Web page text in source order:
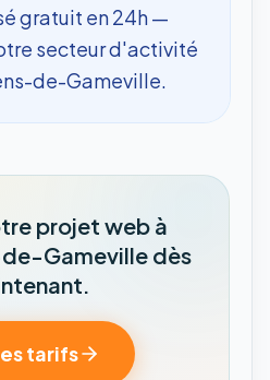
gratuit en 24h —
secteur d'activité
de-Gameville.
projet web à
Gameville dès
tarifs